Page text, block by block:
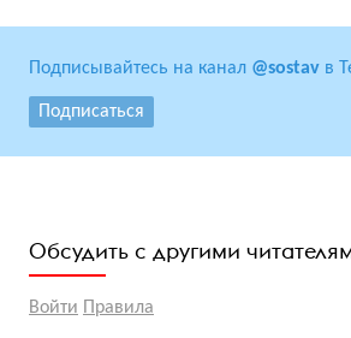
Подписывайтесь на канал @sostav в
Подписаться
Обсудить с другими
Войти Правила